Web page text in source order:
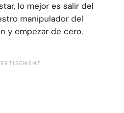
lo mejor es salir del
manipulador del
y empezar de cero.